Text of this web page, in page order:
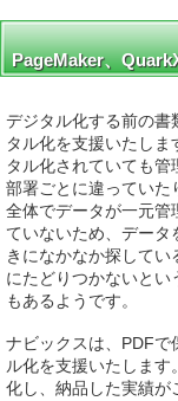
PageMaker、
デジタル化する前の書
タル化を支援いたしま
タル化されていても管
部署ごとに違っていた
全体でデータが一元管
ていないため、データ
きになかなか探してい
にたどりつかないとい
もあるようです。
ナビックスは、PDFで
ル化を支援いたしま
化し、納品した実績が